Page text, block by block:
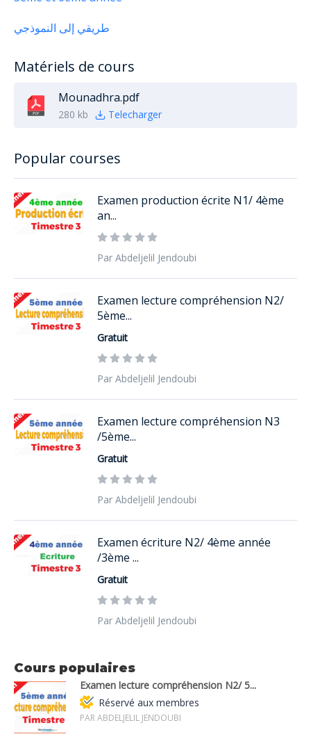
طريقي إلى النموذجي
Matériels de cours
Mounadhra.pdf
280 kb Telecharger
Popular courses
Examen production écrite N1/ 4ème
an...
Par Abdeljelil Jendoubi
Examen lecture compréhension N2/
5ème...
Gratuit
Par Abdeljelil Jendoubi
Examen lecture compréhension N3
/5ème...
Gratuit
Par Abdeljelil Jendoubi
Examen écriture N2/ 4ème année
/3ème ...
Gratuit
Par Abdeljelil Jendoubi
Cours populaires
Examen lecture compréhension N2/ 5...
Réservé aux membres
PAR ABDELJELIL JENDOUBI